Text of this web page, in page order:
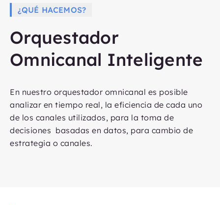
¿QUÉ HACEMOS?
Orquestador
Omnicanal Inteligente
En nuestro orquestador omnicanal es posible
analizar en tiempo real, la eficiencia de cada uno
de los canales utilizados, para la toma de
decisiones basadas en datos, para cambio de
estrategia o canales.